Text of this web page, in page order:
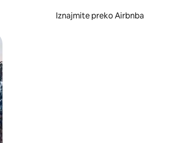
Iznajmite preko Airbnba